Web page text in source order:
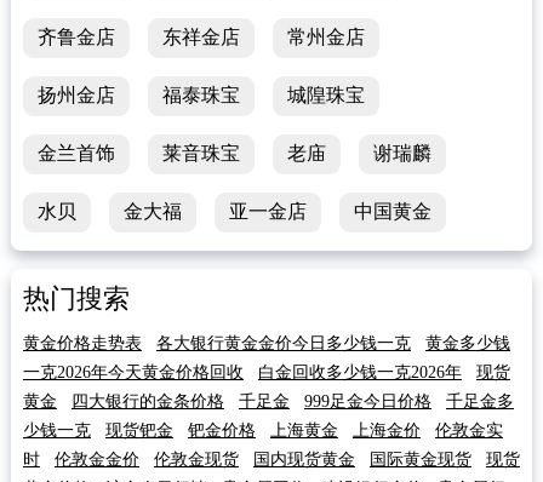
齐鲁金店 东祥金店 常州金店
扬州金店 福泰珠宝 城隍珠宝
金兰首饰 莱音珠宝 老庙 谢瑞麟
水贝 金大福 亚一金店 中国黄金
热门搜索
黄金价格走势表 各大银行黄金金价今日多少钱一克
黄金多少钱
一克2026年今天黄金价格回收
白金回收多少钱一克2026年
现货
黄金
四大银行的金条价格 千足金 999足金今日价格
千足金多
少钱一克
现货钯金 钯金价格 上海黄金 上海金价
伦敦金实
时
伦敦金金价 伦敦金现货 国内现货黄金 国际黄金现货
现货